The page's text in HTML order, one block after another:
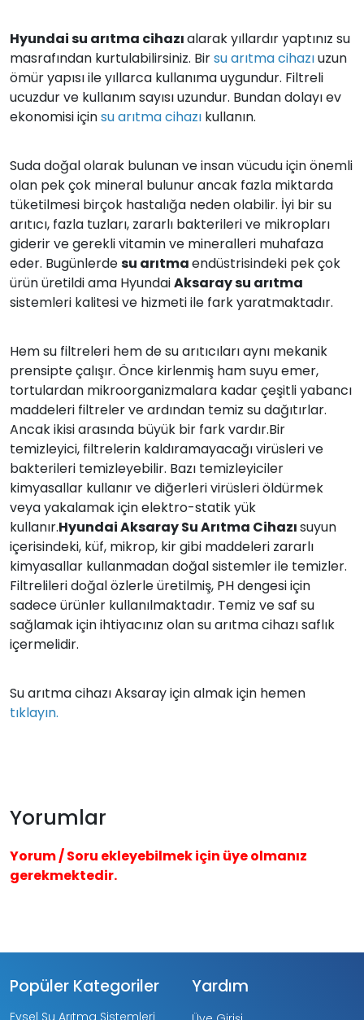
Hyundai su arıtma cihazıalarak yıllardır yaptınız su
masrafından kurtulabilirsiniz. Birsu arıtma cihazıuzun
ömür yapısı ile yıllarca kullanıma uygundur. Filtreli
ucuzdur ve kullanım sayısı uzundur. Bundan dolayı ev
ekonomisi içinsu arıtma cihazı kullanın.
Suda doğal olarak bulunan ve insan vücudu için önemli
olan pek çok mineral bulunur ancak fazla miktarda
tüketilmesi birçok hastalığa neden olabilir. İyi bir su
arıtıcı, fazla tuzları, zararlı bakterileri ve mikropları
giderir ve gerekli vitamin ve mineralleri muhafaza
eder. Bugünlerdesu arıtmaendüstrisindeki pek çok
ürün üretildi ama HyundaiAksaray su arıtma
sistemleri kalitesi ve hizmeti ile fark yaratmaktadır.
Hem su filtreleri hem de su arıtıcıları aynı mekanik
prensipte çalışır. Önce kirlenmiş ham suyu emer,
tortulardan mikroorganizmalara kadar çeşitli yabancı
maddeleri filtreler ve ardından temiz su dağıtırlar.
Ancak ikisi arasında büyük bir fark vardır.Bir
temizleyici, filtrelerin kaldıramayacağı virüsleri ve
bakterileri temizleyebilir. Bazı temizleyiciler
kimyasallar kullanır ve diğerleri virüsleri öldürmek
veya yakalamak için elektro-statik yük
kullanır.Hyundai Aksaray Su Arıtma Cihazısuyun
içerisindeki, küf, mikrop, kir gibi maddeleri zararlı
kimyasallar kullanmadan doğal sistemler ile temizler.
Filtrelileri doğal özlerle üretilmiş, PH dengesi için
sadece ürünler kullanılmaktadır. Temiz ve saf su
sağlamak için ihtiyacınız olan su arıtma cihazı saflık
içermelidir.
Su arıtma cihazı Aksaray için almak için hemen
tıklayın.
Yorumlar
Yorum / Soru ekleyebilmek için üye olmanız
gerekmektedir.
Popüler Kategoriler
Evsel Su Arıtma Sistemleri
Yardım